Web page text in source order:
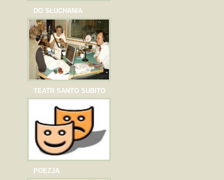
DO SŁUCHANIA
TEATR SANTO SUBITO
POEZJA